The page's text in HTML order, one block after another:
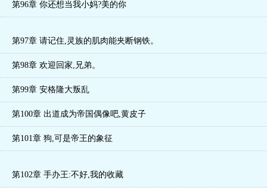
第96章 你还想当我小妈?美的你
第97章 请记住,灵族的肌肉能夹断钢铁。
第98章 欢迎回家,兄弟。
第99章 安格隆大叛乱
第100章 出道成为帝国偶像吧,黄皮子
第101章 狗,可是帝王的象征
第102章 手办王:不好,我的收藏